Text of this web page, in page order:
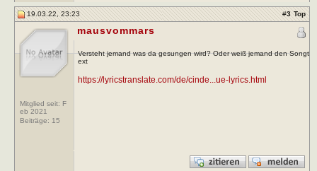
19.03.22, 23:23 #3 Top
Mitglied seit: F
eb 2021
Beiträge: 15
mausvommars
Versteht jemand was da gesungen wird? Oder weiß jemand den Songt
ext
https://lyricstranslate.com/de/cinde...ue-lyrics.html